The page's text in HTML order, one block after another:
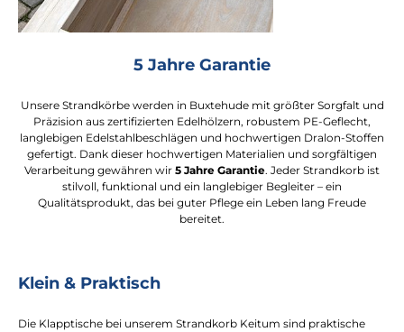
5 Jahre Garantie
Unsere Strandkörbe werden in Buxtehude mit größter Sorgfalt und
Präzision aus zertifizierten Edelhölzern, robustem PE-Geflecht,
langlebigen Edelstahlbeschlägen und hochwertigen Dralon-Stoffen
gefertigt. Dank dieser hochwertigen Materialien und sorgfältigen
Verarbeitung gewähren wir 5 Jahre Garantie. Jeder Strandkorb ist
stilvoll, funktional und ein langlebiger Begleiter – ein
Qualitätsprodukt, das bei guter Pflege ein Leben lang Freude
bereitet.
Klein & Praktisch
Die Klapptische bei unserem Strandkorb Keitum sind praktische